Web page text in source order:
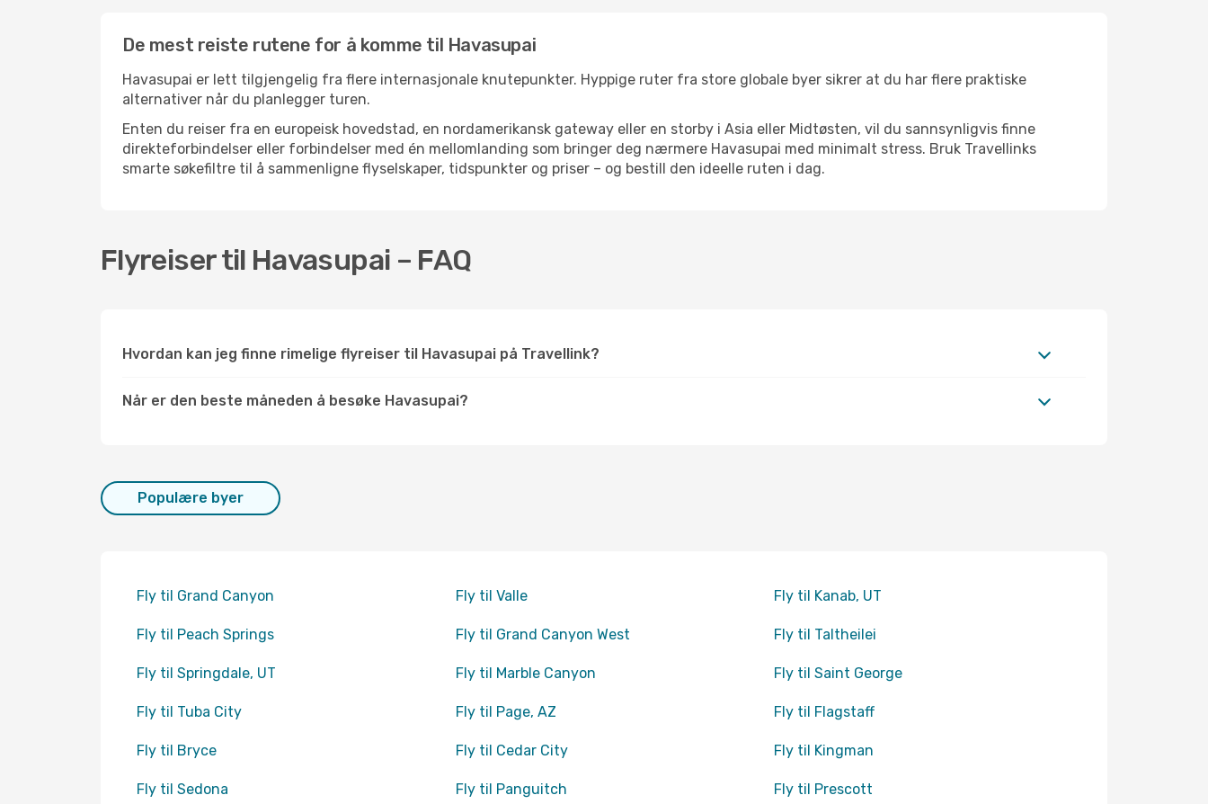
De mest reiste rutene for å komme til Havasupai
Havasupai er lett tilgjengelig fra flere internasjonale knutepunkter. Hyppige ruter fra store globale byer sikrer at du har flere praktiske
alternativer når du planlegger turen.
Enten du reiser fra en europeisk hovedstad, en nordamerikansk gateway eller en storby i Asia eller Midtøsten, vil du sannsynligvis finne
direkteforbindelser eller forbindelser med én mellomlanding som bringer deg nærmere Havasupai med minimalt stress. Bruk Travellinks
smarte søkefiltre til å sammenligne flyselskaper, tidspunkter og priser – og bestill den ideelle ruten i dag.
Flyreiser til Havasupai – FAQ
Hvordan kan jeg finne rimelige flyreiser til Havasupai på Travellink?
Når er den beste måneden å besøke Havasupai?
Populære byer
Fly til Grand Canyon Fly til Valle Fly til Kanab, UT
Fly til Peach Springs Fly til Grand Canyon West Fly til Taltheilei
Fly til Springdale, UT Fly til Marble Canyon Fly til Saint George
Fly til Tuba City Fly til Page, AZ Fly til Flagstaff
Fly til Bryce Fly til Cedar City Fly til Kingman
Fly til Sedona Fly til Panguitch Fly til Prescott